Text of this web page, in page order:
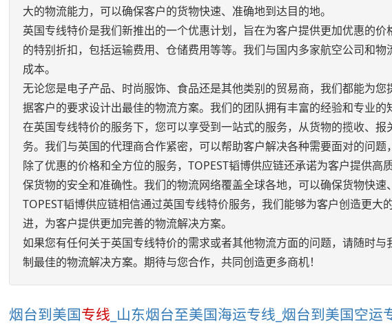
大的物流能力，可以确保客户的货物快速、准确地到达目的地。
英国专线特价是我们新推出的一个优惠计划，旨在为客户提供更加优惠的
的特别折扣，包括运输费用、仓储费用等等。我们与国内多家航空公司和
成本。
无论您是电子产品、时尚服饰、食品还是其他类别的贸易商，我们都能为
据客户的要求设计出最佳的物流方案。我们的团队拥有丰富的经验和专业的
在英国专线特价的服务下，您可以享受到一站式的服务，从货物的揽收、
务。我们与英国的代理商合作紧密，可以帮助客户解决各种需要面对的问题
除了优惠的价格和全方位的服务，TOPEST韬博供应链还承诺为客户提供
保货物的安全和准确性。我们的物流网络覆盖全球各地，可以确保货物快速
TOPEST韬博供应链相信通过英国专线特价服务，我们能够为客户创造更
进，为客户提供更加完善的物流解决方案。
如果您有任何关于英国专线特价的需求或者其他物流方面的问题，请随时
制最佳的物流解决方案。期待与您合作，共同创造更多商机！
烟台到美国专线 _山东烟台至美国海运专线_烟台到美国空运